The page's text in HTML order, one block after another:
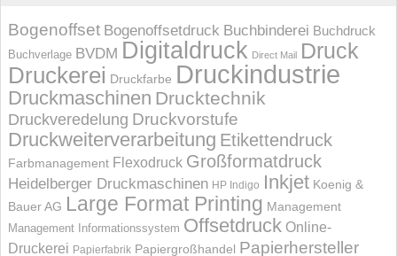
Bogenoffset Bogenoffsetdruck Buchbinderei Buchdruck
Buchverlage BVDM Digitaldruck Direct Mail Druck
Druckerei Druckfarbe Druckindustrie
Druckmaschinen Drucktechnik
Druckveredelung Druckvorstufe
Druckweiterverarbeitung Etikettendruck
Farbmanagement Flexodruck Großformatdruck
Heidelberger Druckmaschinen HP Indigo Inkjet Koenig &
Bauer AG Large Format Printing Management
Management Informations­system Offsetdruck Online-
Druckerei Papierfabrik Papiergroßhandel Papierhersteller